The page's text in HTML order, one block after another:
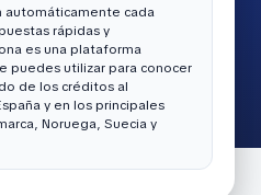
automáticamente cada
rápidas y
es una plataforma
puedes utilizar para conocer
de los créditos al
y en los principales
Noruega, Suecia y